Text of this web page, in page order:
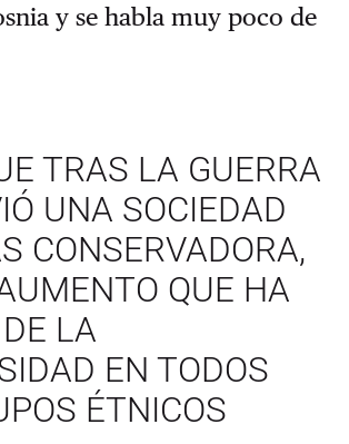
y se habla muy poco de
TRAS LA GUERRA
UNA SOCIEDAD
CONSERVADORA,
QUE HA
LA
EN TODOS
ÉTNICOS